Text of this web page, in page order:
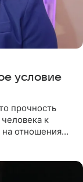
условие
прочность
к
отношения